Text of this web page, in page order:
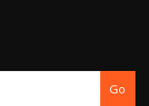
Go